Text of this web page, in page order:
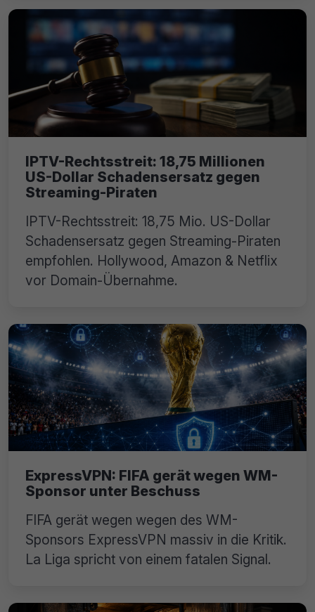
IPTV-Rechtsstreit: 18,75 Millionen
US-Dollar Schadensersatz gegen
Streaming-Piraten
IPTV-Rechtsstreit: 18,75 Mio. US-Dollar
Schadensersatz gegen Streaming-Piraten
empfohlen. Hollywood, Amazon & Netflix
vor Domain-Übernahme.
ExpressVPN: FIFA gerät wegen WM-
Sponsor unter Beschuss
FIFA gerät wegen wegen des WM-
Sponsors ExpressVPN massiv in die Kritik.
La Liga spricht von einem fatalen Signal.